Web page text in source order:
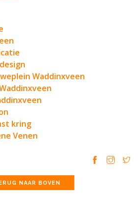
Waddinxveen
kring
Venen
NAAR BOVEN